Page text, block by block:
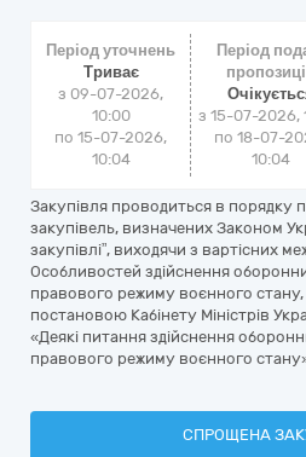
Період уточнень
Триває
з 09-07-2026,
10:00
по 15-07-2026,
10:04
Період
з 15-07-2026,
по 18-07-
10:04
Закупівля проводиться в порядку
закупівель, визначених Законом
закупівлі”, виходячи з вартісних
Особливостей здійснення
правового режиму воєнного
постановою Кабінету Міністрів
«Деякі питання здійснення
правового режиму воєнного стану»
СПРОЩЕНА